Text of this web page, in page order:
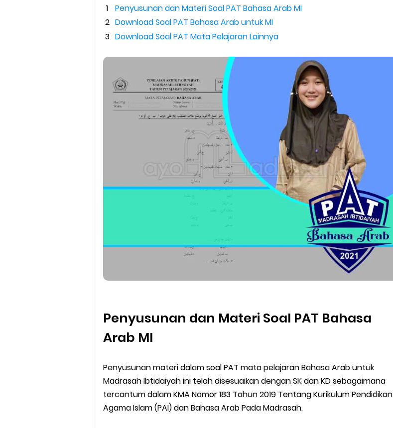
Yang Dilakukan Proktor Sebelum Simulasi TKA
Juknis Pembelajaran pada Bulan Ramadan 2026
Penyusunan dan Materi Soal PAT Bahasa Arab MI
Download Soal PAT Bahasa Arab untuk MI
Download Soal PAT Mata Pelajaran Lainnya
Penyusunan dan Materi Soal PAT Bahasa
Arab MI
Penyusunan materi dalam soal PAT mata pelajaran Bahasa Arab untuk
Madrasah Ibtidaiyah ini telah disesuaikan dengan SK dan KD sebagaimana
tercantum dalam KMA Nomor 183 Tahun 2019 Tentang Kurikulum Pendidikan
Agama Islam (PAI) dan Bahasa Arab Pada Madrasah.